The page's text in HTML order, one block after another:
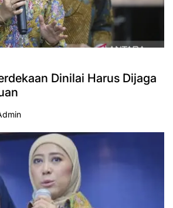
Dinilai Harus Dijaga